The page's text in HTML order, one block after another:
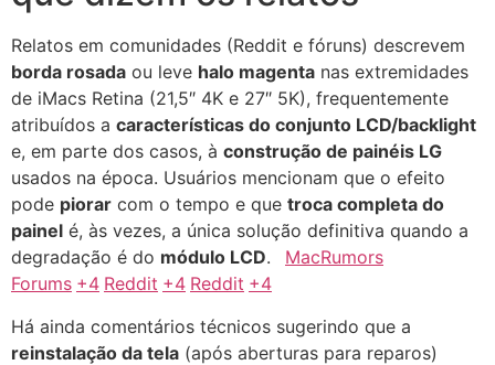
Relatos em comunidades (Reddit e fóruns) descrevem
borda rosada ou leve halo magenta nas extremidades
de iMacs Retina (21,5″ 4K e 27″ 5K), frequentemente
atribuídos a características do conjunto LCD/backlight
e, em parte dos casos, à construção de painéis LG
usados na época. Usuários mencionam que o efeito
pode piorar com o tempo e que troca completa do
painel é, às vezes, a única solução definitiva quando a
degradação é do módulo LCD.
MacRumors
Forums +4 Reddit +4 Reddit +4
Há ainda comentários técnicos sugerindo que a
reinstalação da tela (após aberturas para reparos)